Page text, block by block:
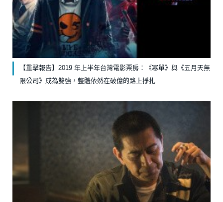
【重擊報告】2019 年上半年台灣電影票房：《寒單》與《五月天無
限公司》成為雙強，整體依然在破億的路上掙扎